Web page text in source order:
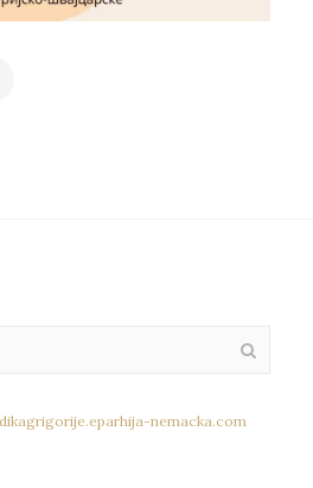
nemacka.com